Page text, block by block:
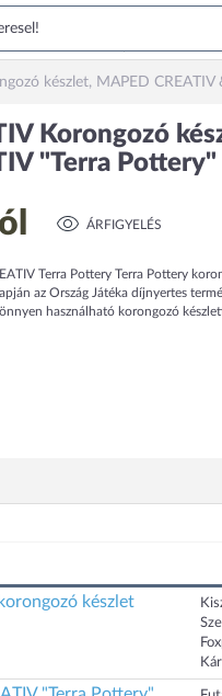
készlet, MAPED
Korongozó
"Terra Pottery"
ÁRFIGYELÉS
Terra Pottery Terra Pottery
az Ország Játéka díjnyertes
használható korongozó
készlet